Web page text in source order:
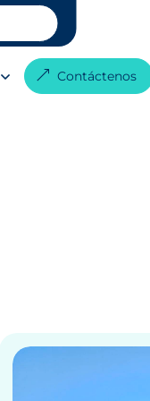
Contáctenos